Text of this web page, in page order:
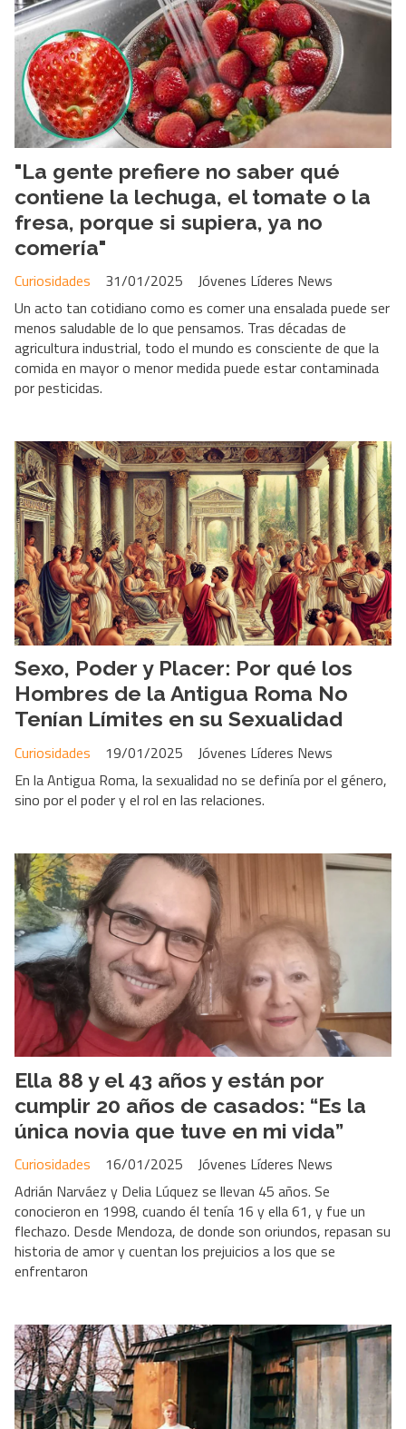
"La gente prefiere no saber qué
contiene la lechuga, el tomate o la
fresa, porque si supiera, ya no
comería"
Jóvenes Líderes News
Curiosidades
31/01/2025
Un acto tan cotidiano como es comer una ensalada puede ser
menos saludable de lo que pensamos. Tras décadas de
agricultura industrial, todo el mundo es consciente de que la
comida en mayor o menor medida puede estar contaminada
por pesticidas.
Sexo, Poder y Placer: Por qué los
Hombres de la Antigua Roma No
Tenían Límites en su Sexualidad
Jóvenes Líderes News
Curiosidades
19/01/2025
En la Antigua Roma, la sexualidad no se definía por el género,
sino por el poder y el rol en las relaciones.
Ella 88 y el 43 años y están por
cumplir 20 años de casados: “Es la
única novia que tuve en mi vida”
Jóvenes Líderes News
Curiosidades
16/01/2025
Adrián Narváez y Delia Lúquez se llevan 45 años. Se
conocieron en 1998, cuando él tenía 16 y ella 61, y fue un
flechazo. Desde Mendoza, de donde son oriundos, repasan su
historia de amor y cuentan los prejuicios a los que se
enfrentaron